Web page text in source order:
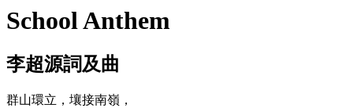
School Anthem
李超源詞及曲
群山環立，壤接南嶺，